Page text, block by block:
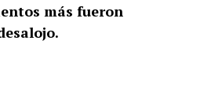
más fueron